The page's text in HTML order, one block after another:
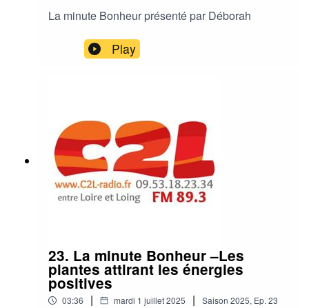
La minute Bonheur présenté par Déborah
Play
23. La minute Bonheur –Les
plantes attirant les énergies
positives
03:36 | mardi 1 juillet 2025 | Saison 2025, Ep. 23